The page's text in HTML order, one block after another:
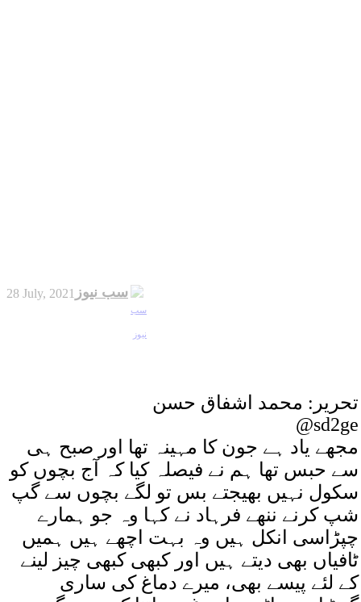
28 July, 2021 سب نیوز
تحریر: محمد اشفاق حسن
@sd2ge
مجھے یاد ہے جون کا مہینہ تھا اور صبح ہی
سے حبس تھا ہم نے فیصلہ کیا کہ آج بچوں کو
سکول نہیں بھیجتے بس تو لگے بچوں سے گپ
شپ کرنے ننھے فرہاد نے کہا وہ جو ہمارے
چپڑاسی انکل ہیں وہ بہت اچھے ہیں ہمیں
ٹافیاں بھی دیتے ہیں اور کبھی کبھی چیز لینے
کے لئے پیسے بھی، میرے دماغ کی ساری